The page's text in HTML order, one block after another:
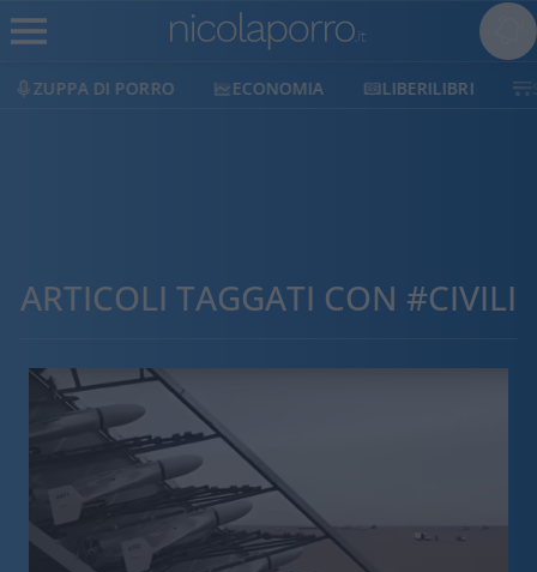
ZUPPA DI PORRO ECONOMIA LIBERILIBRI
ARTICOLI TAGGATI CON #CIVILI